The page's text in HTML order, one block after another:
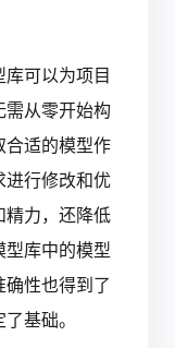
可以为项目
需从零开始构
合适的模型作
进行修改和优
精力，还降低
型库中的模型
性也得到了
基础。